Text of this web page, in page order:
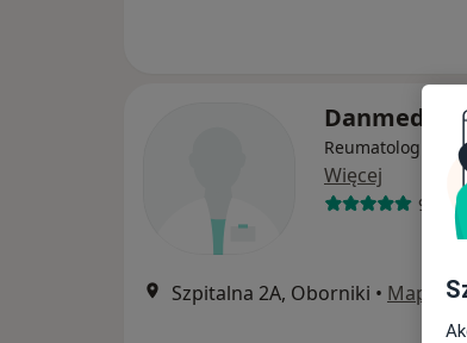
Danmed
Reumatologia,
Więcej
9 opinii
Szpitalna 2A, Oborniki • Mapa